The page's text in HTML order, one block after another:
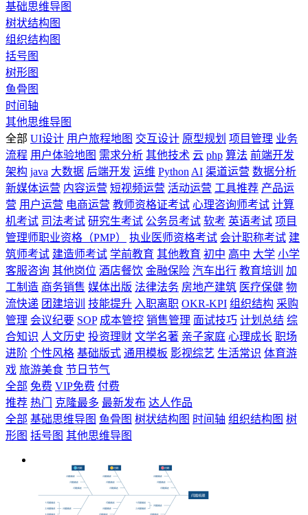
基础思维导图
树状结构图
组织结构图
括号图
树形图
鱼骨图
时间轴
其他思维导图
全部 UI设计 用户旅程地图 交互设计 原型规划 项目管理 业务
流程 用户体验地图 需求分析 其他技术 云 php 算法 前端开发
架构 java 大数据 后端开发 运维 Python AI 渠道运营 数据分析
新媒体运营 内容运营 短视频运营 活动运营 工具推荐 产品运
营 用户运营 电商运营 教师资格证考试 心理咨询师考试 计算
机考试 司法考试 研究生考试 公务员考试 软考 英语考试 项目
管理师职业资格（PMP）
执业医师资格考试 会计职称考试 建
筑师考试 建造师考试 学前教育 其他教育 初中 高中 大学 小学
客服咨询 其他岗位 酒店餐饮 金融保险 汽车出行 教育培训
加
工制造 商务销售 媒体出版 法律法务 房地产建筑 医疗保健 物
流快递 团建培训 技能提升 入职离职 OKR-KPI 组织结构 采购
管理 会议纪要 SOP 成本管控 销售管理 面试技巧 计划总结 综
合知识 人文历史 投资理财 文学名著 亲子家庭 心理成长 职场
进阶 个性风格 基础版式 通用模板 影视综艺 生活常识 体育游
戏 旅游美食 节日节气
全部 免费 VIP免费 付费
推荐 热门 克隆最多 最新发布 达人作品
全部 基础思维导图 鱼骨图 树状结构图 时间轴 组织结构图 树
形图 括号图 其他思维导图